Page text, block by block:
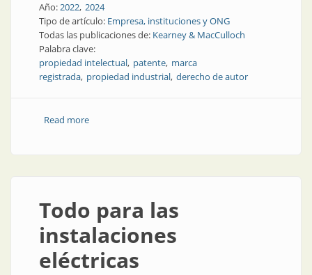
Año:2022 2024
Tipo de artículo: Empresa, instituciones y ONG
Todas las publicaciones de: Kearney & MacCulloch
Palabra clave:
propiedad intelectual patente marca
registrada propiedad industrial derecho de autor
Read moreabout Cómo y con quién registrar y patentar
Todo para las
instalaciones
eléctricas